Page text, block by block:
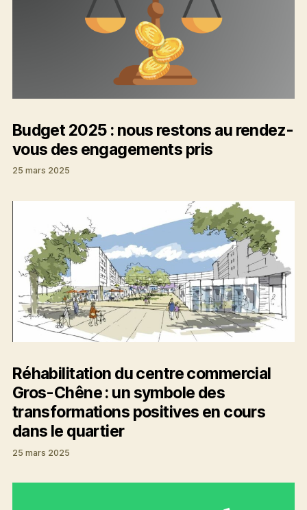
Budget 2025 : nous restons au rendez-
vous des engagements pris
25 mars 2025
Réhabilitation du centre commercial
Gros-Chêne : un symbole des
transformations positives en cours
dans le quartier
25 mars 2025